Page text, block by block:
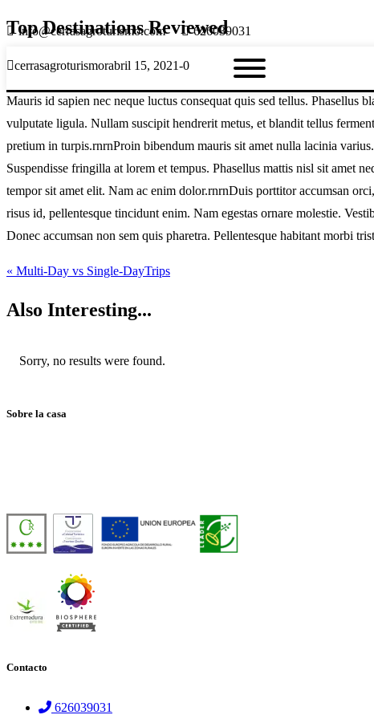
info@cerrasagroturismo.com 626039031
Top Destinations Reviewed
cerrasagroturismo abril 15, 2021 0
Mauris id sapien nec neque luctus consequat quis sed tellus. Phasellus
vulputate ligula. Nullam suscipit hendrerit metus, et blandit tellus
pretium in turpis.rnrnProin bibendum mauris sit amet nulla lacinia
Suspendisse fringilla at lorem et tempus. Phasellus mattis nisl sit amet
tempor sit amet elit. Nam ac enim dolor.rnrnDuis porttitor accumsan
risus id, pellentesque tincidunt enim. Nam egestas ornare molestie.
Donec accumsan non sem quis pharetra. Pellentesque habitant morbi
« Multi-Day vs Single-DayTrips
Also Interesting...
Sorry, no results were found.
Sobre la casa
Contacto
626039031